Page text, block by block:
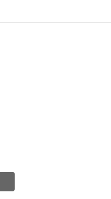
月 2021年 4月 〜 2022年 3月
年 4月 〜 2020年 3月 2018年 4